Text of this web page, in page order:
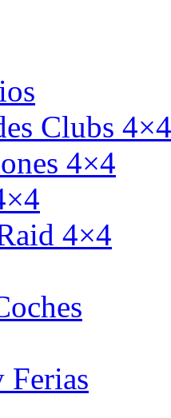
Clubs 4×4
4×4
4×4
Ferias